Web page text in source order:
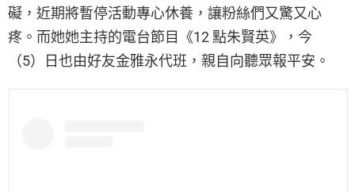
礙，近期將暫停活動專心休養，讓粉絲們又驚又心
疼。而她她主持的電台節目《12 點朱賢英》，今
（5）日也由好友金雅永代班，親自向聽眾報平安。